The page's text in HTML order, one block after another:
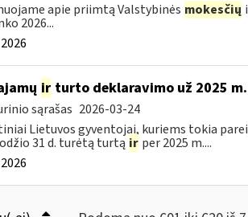
apie priimtą Valstybinės mokesčių
2026...
2026
irturto deklaravimo už 2025
sąrašas 2026-03-24
Lietuvos gyventojai, kuriems tokia
31 d. turėtą turtą ir per 2025 m....
2026